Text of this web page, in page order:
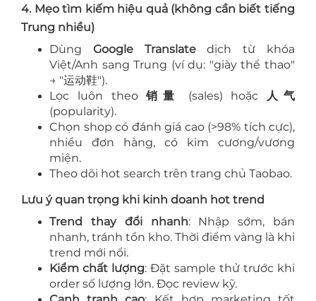
4. Mẹo tìm kiếm hiệu quả (không cần biết tiếng
Trung nhiều)
Dùng Google Translatedịch từ khóa
Việt/Anh sang Trung (ví dụ: "giày thể thao"
→ "运动鞋").
Lọc luôn theo销量 (sales) hoặc 人气
(popularity).
Chọn shop có đánh giá cao (>98% tích cực),
nhiều đơn hàng, có kim cương/vương
miện.
Theo dõi hot search trên trang chủ Taobao.
Lưu ý quan trọng khi kinh doanh hot trend
Trend thay đổi nhanh: Nhập sớm, bán
nhanh, tránh tồn kho. Thời điểm vàng là khi
trend mới nổi.
Kiểm chất lượng: Đặt sample thử trước khi
order số lượng lớn. Đọc review kỹ.